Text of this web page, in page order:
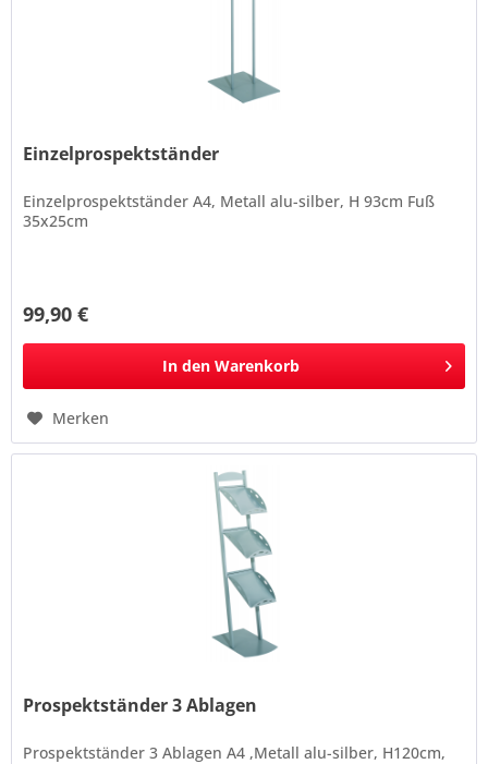
Einzelprospektständer
Einzelprospektständer A4, Metall alu-silber, H 93cm Fuß
35x25cm
99,90 €
In den Warenkorb
Merken
Prospektständer 3 Ablagen
Prospektständer 3 Ablagen A4 ,Metall alu-silber, H120cm,